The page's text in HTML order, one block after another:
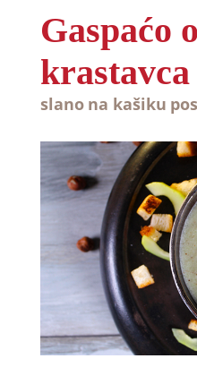
Gaspaćo
krastavca
slano na kašiku